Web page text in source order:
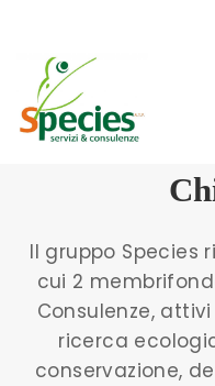
contenuto
Il gruppo Species
cui 2
Consulenze,
ricerca
conservazione,